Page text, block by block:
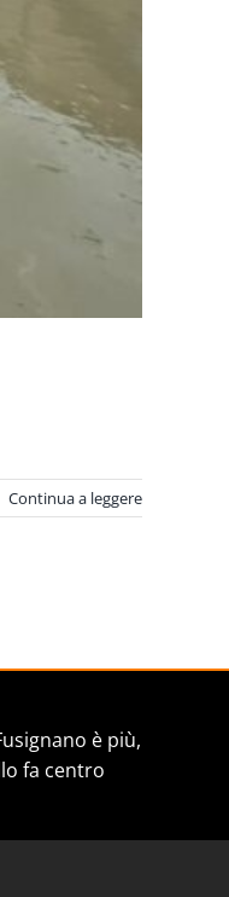
Continua a leggere
è più,
fa centro